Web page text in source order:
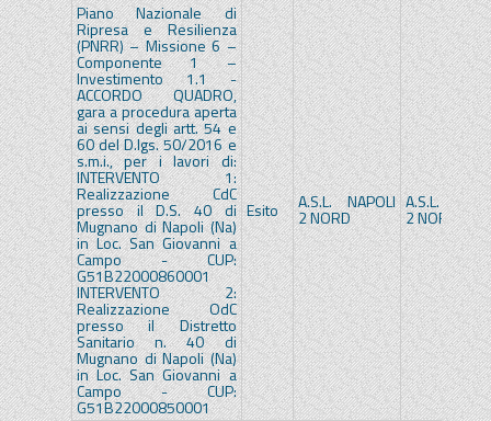
Piano Nazionale di
Ripresa e Resilienza
(PNRR) – Missione 6 –
Componente 1 –
Investimento 1.1 -
ACCORDO QUADRO,
gara a procedura aperta
ai sensi degli artt. 54 e
60 del D.lgs. 50/2016 e
s.m.i., per i lavori di:
INTERVENTO 1:
Realizzazione CdC
presso il D.S. 40 di
Mugnano di Napoli (Na)
in Loc. San Giovanni a
Campo - CUP:
G51B22000860001
INTERVENTO 2:
Realizzazione OdC
presso il Distretto
Sanitario n. 40 di
Mugnano di Napoli (Na)
in Loc. San Giovanni a
Campo - CUP:
G51B22000850001
Esito A.S.L. NAPOLI
2 NORD
A.S.L.
2 NORD